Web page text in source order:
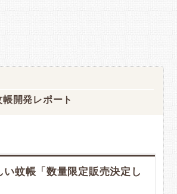
帳開発レポート
い蚊帳「数量限定販売決定し